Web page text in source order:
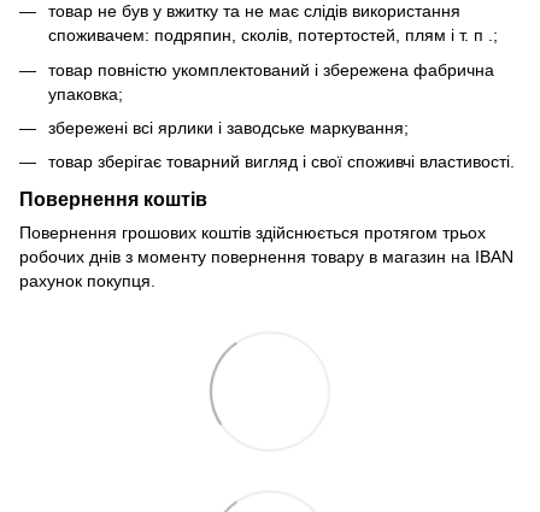
товар не був у вжитку та не має слідів використання
споживачем: подряпин, сколів, потертостей, плям і т. п .;
товар повністю укомплектований і збережена фабрична
упаковка;
збережені всі ярлики і заводське маркування;
товар зберігає товарний вигляд і свої споживчі властивості.
Повернення коштів
Повернення грошових коштів здійснюється протягом трьох
робочих днів з моменту повернення товару в магазин на IBAN
рахунок покупця.